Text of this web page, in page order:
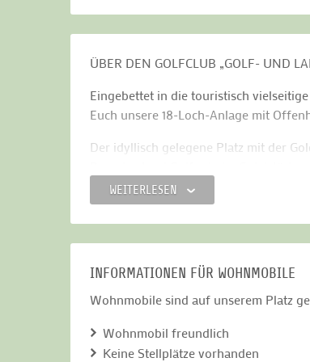
ÜBER DEN GOLFCLUB „GOLF- UND
Eingebettet in die touristisch
Euch unsere 18-Loch-Anlage mit
Der idyllisch gelegene Platz mit der
Baumbestand Golfer jeder
begeistert nahezu jeden. Auch wenn
Seenland nicht zu kurz kommen.
Die Driving Range mit überdachten
Einsteiger und Fortgeschrittene.
Angebote. Neben dem Dienstags-
halben Greenfee spielen – sehr beliebt.
• Driving Range
• Putting Green
WEITERLESEN
INFORMATIONEN FÜR WOHNMOBILE
Wohnmobile sind auf unserem Platz
Wohnmobil freundlich
Keine Stellplätze vorhanden